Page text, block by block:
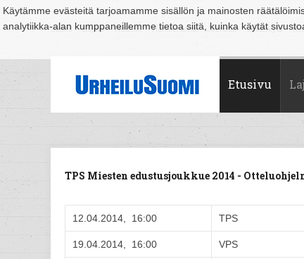
Käytämme evästeitä tarjoamamme sisällön ja mainosten
analytiikka-alan kumppaneillemme tietoa siitä, kuinka käytät
Suomi Espoo Helsinki Hämeenlinna Joensuu Jyväskylä
Etusivu
TPS Miesten edustusjoukkue 2014 -
12.04.2014, 16:00 TPS
19.04.2014, 16:00 VPS